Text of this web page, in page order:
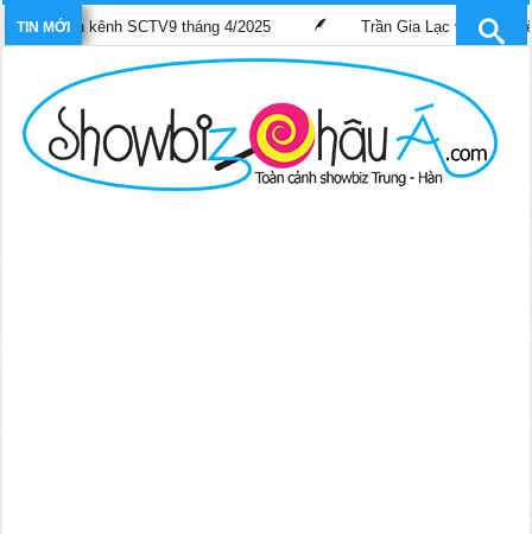
TIN MỚI
kênh SCTV9 tháng 4/2025 Trần Gia Lạc và Trần Hiểu Hoa